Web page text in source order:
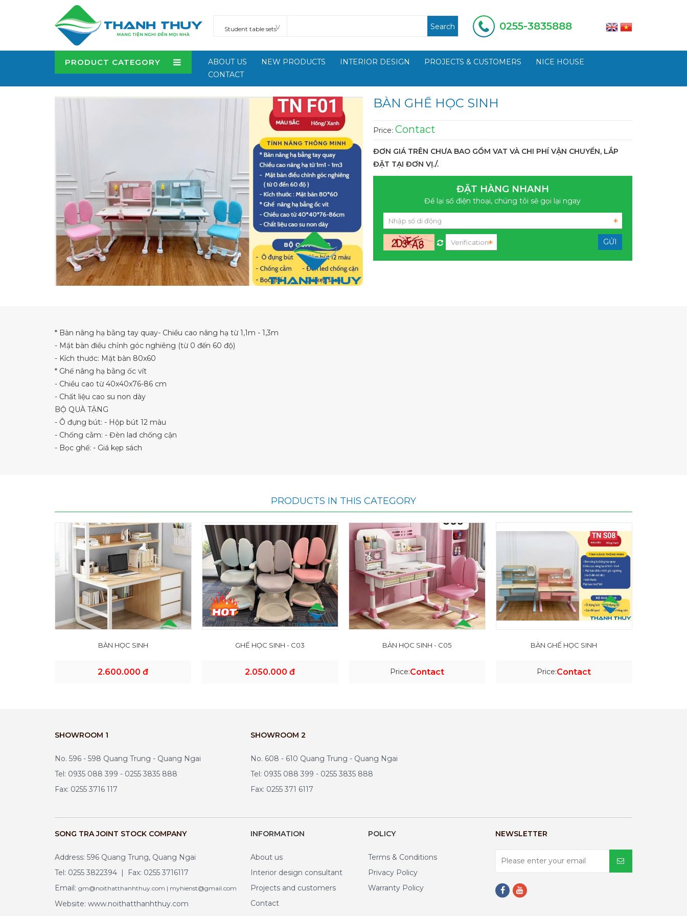
Search 0255-3835888
PRODUCT CATEGORY ABOUT US NEW PRODUCTS INTERIOR DESIGN PROJECTS & CUSTOMERS
NICE HOUSE
CONTACT
BÀN GHẾ HỌC SINH
Price: Contact
ĐƠN GIÁ TRÊN CHƯA BAO GỒM VAT VÀ CHI PHÍ VẬN CHUYỂN, LẮP
ĐẶT TẠI ĐƠN VỊ./.
ĐẶT HÀNG NHANH
Để lại số điện thoại, chúng tôi sẽ gọi lại ngay
* Bàn nâng hạ bằng tay quay- Chiều cao nâng hạ từ 1,1m - 1,3m
- Mặt bàn điều chỉnh góc nghiêng (từ 0 đến 60 độ)
- Kích thước: Mặt bàn 80x60
* Ghế nâng hạ bằng ốc vít
- Chiều cao từ 40x40x76-86 cm
- Chất liệu cao su non dày
BỘ QUÀ TẶNG
- Ô đựng bút: - Hộp bút 12 màu
- Chống cằm: - Đèn lad chống cận
- Bọc ghế: - Giá kẹp sách
PRODUCTS IN THIS CATEGORY
BÀN HỌC SINH
2.600.000 đ
GHẾ HỌC SINH - C03
2.050.000 đ
BÀN HỌC SINH - C05
Price:Contact
BÀN GHẾ HỌC SINH
Price:Contact
SHOWROOM 1
No. 596 - 598 Quang Trung - Quang Ngai
Tel: 0935 088 399 - 0255 3835 888
Fax: 0255 3716 117
SHOWROOM 2
No. 608 - 610 Quang Trung - Quang Ngai
Tel: 0935 088 399 - 0255 3835 888
Fax: 0255 371 6117
SONG TRA JOINT STOCK COMPANY
Address: 596 Quang Trung, Quang Ngai
Tel: 0255 3822394 | Fax: 0255 3716117
Email: gm@noithatthanhthuy.com | myhienst@gmail.com
Website: www.noithatthanhthuy.com
INFORMATION
About us
Interior design consultant
Projects and customers
Contact
POLICY
Terms & Conditions
Privacy Policy
Warranty Policy
NEWSLETTER